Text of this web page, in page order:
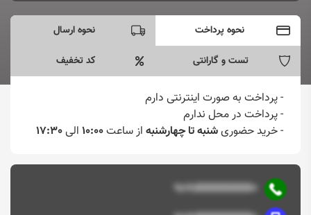
نحوه پرداخت
نحوه ارسال
تست و گارانتی
کد تخفیف
- پرداخت به صورت اینترنتی دارم
-پرداخت در محل ندارم
-خرید حضوریشنبه تا چهارشنبه از ساعت10:00 الی17:30
+9891XXXXXXXX